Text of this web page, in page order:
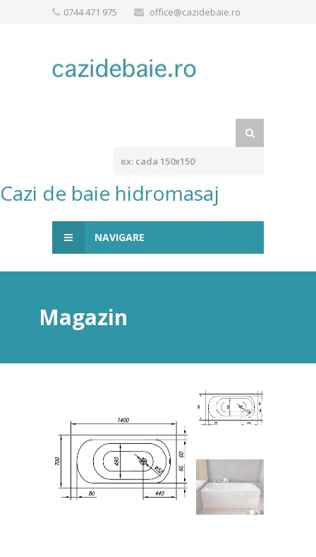
0744 471 975 office@cazidebaie.ro
Cazi de baie hidromasaj
NAVIGARE
Magazin